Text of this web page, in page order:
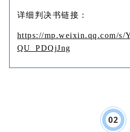
详细判决书链接：
https://mp.weixin.qq.com/s/
QU_PDQjJng
02